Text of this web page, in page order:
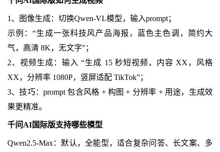
1、图像生成：切换Qwen-VL模型，输入prompt；
示例：“生成一张科技风产品海报，蓝色主色调，简约大
气，高清 8K，无文字”；
2、视频生成：输入 “生成 15 秒短视频，内容 XX，风格
XX，分辨率 1080P，竖屏适配 TikTok”；
3、技巧：prompt 包含风格 + 构图 + 分辨率 + 用途，生成效
果更精准。
千问AI国际版支持哪些模型
Qwen2.5-Max：默认，全能型，适合复杂问答、长文案、多